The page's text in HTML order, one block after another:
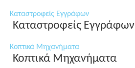
Καταστροφείς Εγγράφων
Καταστροφείς Εγγράφων
Κοπτικά Μηχανήματα
Κοπτικά Μηχανήματα